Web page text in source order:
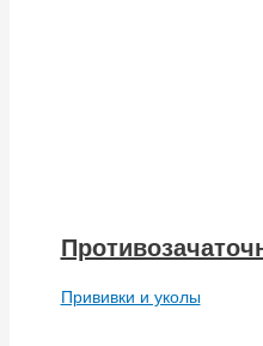
Прививки и уколы